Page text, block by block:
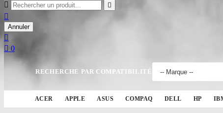
 

Annuler

 0
RECHERCHE PAR COMPATIBILITÉ
ACER APPLE ASUS COMPAQ DELL HP